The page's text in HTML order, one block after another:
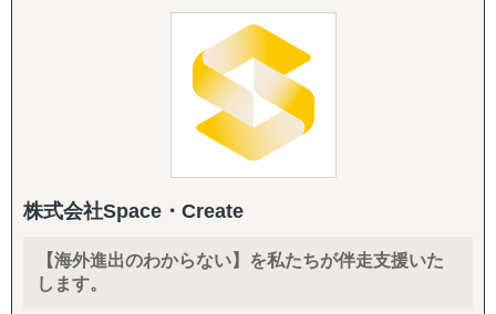
ートナーをご提案させていただきます。
海外進出をご検討されている企業さまに多くご依頼を受け
ているサービスの1つです。
「はじめての国・地域」だからこそ、事業を成功させるに
は、協業することは重要な要素となってきます。
自信をもって、提携企業様をご提案させていただきますの
で、ぜひ一度ご相談ください。
4. 規制対応（FDA）・国際物流
食品・化粧品の米国販売に不可欠なFDA対応を、施設登
録・成分レビュー・英語ラベル診断/作成・現地エージェン
ト代行・全般コンサルティングまでカバー。あわせて輸出
入代行、現地倉庫・物流オペレーションの構築まで、実務
5. 戦略パートナーとしての伴走
社内に海外事業の専門人材がいない企業さまの「意思決定
の壁打ち相手」として、継続的に併走。米国プランでは
CEO/COOがプロジェクトマネージャーとして直接関与
し、責任を持って成果にコミットします。
海外（台湾・タイ・シンガポール他）での営業代行
グローバル輸出入サポート（コンテナ手配、通関手続き
現地マーケットリサーチ・プロモーション支援
特殊貨物（食品、植物、生物等）の輸出入対応
展示会・商談会の出展代行・同行サポート
EC向け国際物流管理（保管・ピッキング・発送）
「貿易をしたくてもできない」という壁を取り除き、
中小企業でも海外市場で成功できるよう、専門知識と情熱
をもってサポートします。
特に台湾市場では、日本製品への高い信頼と円安傾向が追
連携による「現地のリアルな情報」を基にクライアント企
業様の世界市場への挑戦を成功へと導きます。
株式会社Space・Create
【海外進出のわからない】を私たちが伴走支援いた
します。